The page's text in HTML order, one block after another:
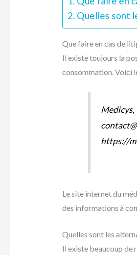
Quelles sont
Que faire en cas de
Il existe toujours la
consommation. Voici
Medicys,
https://
Le site internet du
des informations à
Quelles sont les
Il existe beaucoup de